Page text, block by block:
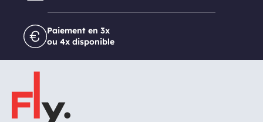
Paiement en 3x
ou 4x disponible